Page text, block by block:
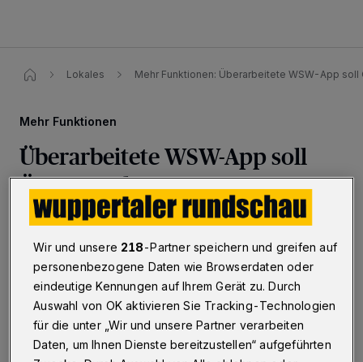
Lokales Mehr Funktionen: Überarbeitete WSW-App soll
Mehr Funktionen
Überarbeitete WSW-App soll
ÖPNV stärken
Wuppertal·Die Wuppertaler Stadtwerke (WSW)
haben ihre Mobilitäts-App „WSW move“ umfassend
überarbeitet. Mit erweiterten Funktionen soll die
Nutzung des öffentlichen Nahverkehrs noch
komfortabler werden.
25.10.2024 , 09:00 Uhr Eine Minute Lesezeit
Wir und unsere 218-Partner speichern und greifen auf
personenbezogene Daten wie Browserdaten oder
eindeutige Kennungen auf Ihrem Gerät zu. Durch
Auswahl von OK aktivieren Sie Tracking-Technologien
für die unter „Wir und unsere Partner verarbeiten
Daten, um Ihnen Dienste bereitzustellen“ aufgeführten